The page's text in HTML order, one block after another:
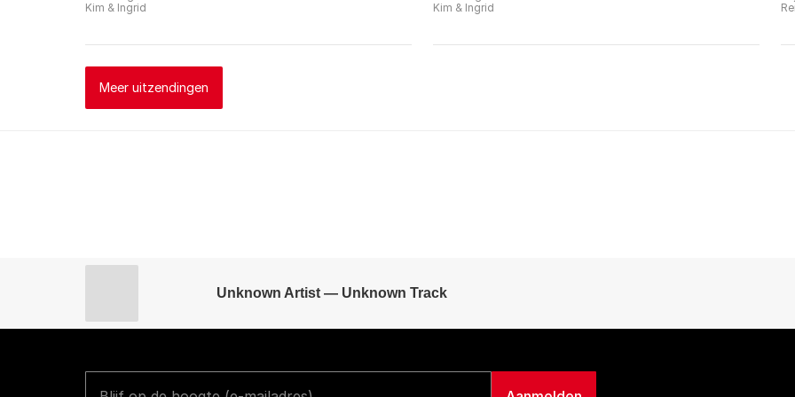
Kim & Ingrid
Kim & Ingrid
Meer uitzendingen
Unknown Artist — Unknown Track